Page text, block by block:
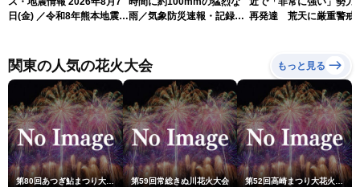
日(金) ／令和8年熊本地震情
ーン・駒木結衣／内藤邦
裕〉
雨／気象防災速報・記録的 再発達 荒天に厳重警戒
関東の人気の花火大会 もっと見る
第80回あつぎ鮎まつり大花火大会 第59回常総きぬ川花火大会 第52回高崎まつり大花火大会